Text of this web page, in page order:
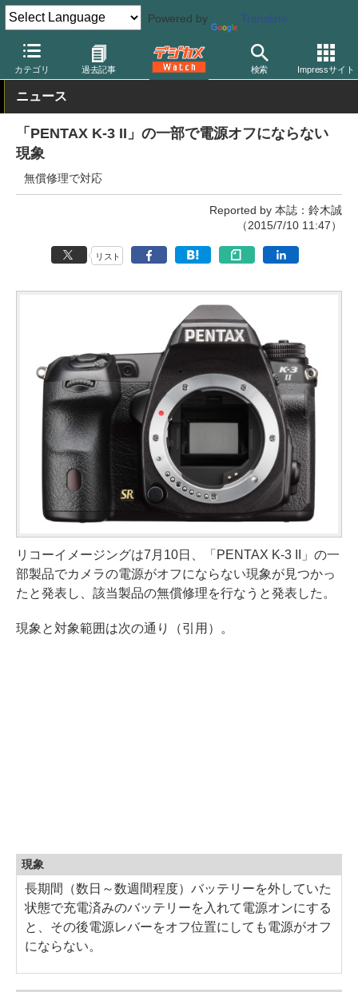
Powered by Translate
カテゴリ 過去記事 検索 Impressサイト
デジカメ Watch カメラ 一眼レフカメラ ペンタックス
ニュース
「PENTAX K-3 II」の一部で電源オフにならない
現象
無償修理で対応
Reported by 本誌：鈴木誠
（2015/7/10 11:47）
リスト
リコーイメージングは7月10日、「PENTAX K-3 II」の一
部製品でカメラの電源がオフにならない現象が見つかっ
たと発表し、該当製品の無償修理を行なうと発表した。
現象と対象範囲は次の通り（引用）。
現象
長期間（数日～数週間程度）バッテリーを外していた
状態で充電済みのバッテリーを入れて電源オンにする
と、その後電源レバーをオフ位置にしても電源がオフ
にならない。